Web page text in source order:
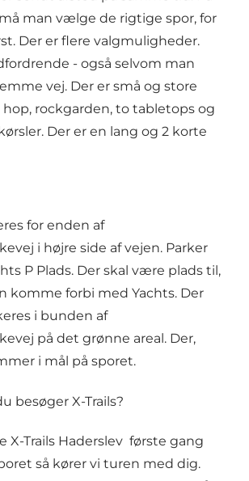
man vælge de rigtige spor, for
Der er flere valgmuligheder.
- også selvom man
vej. Der er små og store
hop, rockgarden, to tabletops og
Der er en lang og 2 korte
for enden af
i højre side af vejen. Parker
P Plads. Der skal være plads til,
komme forbi med Yachts. Der
i bunden af
på det grønne areal. Der,
i mål på sporet.
besøger X-Trails?
X-Trails Haderslev første gang
så kører vi turen med dig.